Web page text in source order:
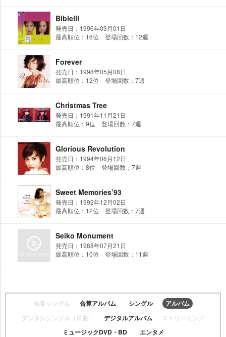
BibleⅢ
発売日：1996年03月01日
最高順位：16位 登場回数：12週
Forever
発売日：1998年05月08日
最高順位：12位 登場回数：7週
Christmas Tree
発売日：1991年11月21日
最高順位：9位 登場回数：7週
Glorious Revolution
発売日：1994年06月12日
最高順位：8位 登場回数：7週
Sweet Memories’93
発売日：1992年12月02日
最高順位：12位 登場回数：7週
Seiko Monument
発売日：1988年07月21日
最高順位：10位 登場回数：11週
合算シングル 合算アルバム シングル アルバム
デジタルシングル（単曲） デジタルアルバム ストリーミング
ミュージックDVD・BD エンタメ